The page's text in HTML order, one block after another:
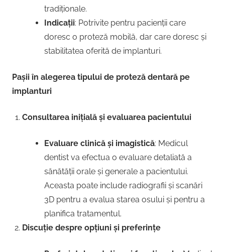
tradiționale.
Indicații: Potrivite pentru pacienții care
doresc o proteză mobilă, dar care doresc și
stabilitatea oferită de implanturi.
Pașii în alegerea tipului de proteză dentară pe
implanturi
Consultarea inițială și evaluarea pacientului
Evaluare clinică și imagistică: Medicul
dentist va efectua o evaluare detaliată a
sănătății orale și generale a pacientului.
Aceasta poate include radiografii și scanări
3D pentru a evalua starea osului și pentru a
planifica tratamentul.
Discuție despre opțiuni și preferințe